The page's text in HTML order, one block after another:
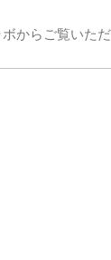
からご覧いただ